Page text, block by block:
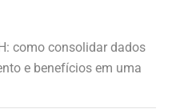
como consolidar dados
e benefícios em uma